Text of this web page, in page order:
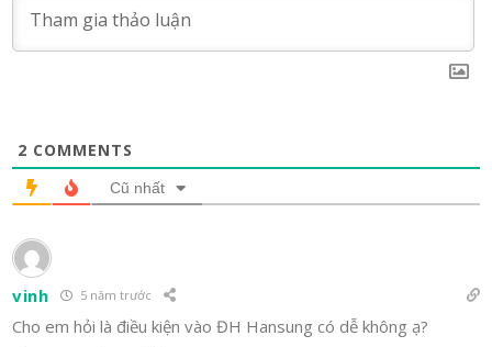
2 COMMENTS
Cũ nhất
vinh 5 năm trước
Cho em hỏi là điều kiện vào ĐH Hansung có dễ không ạ?